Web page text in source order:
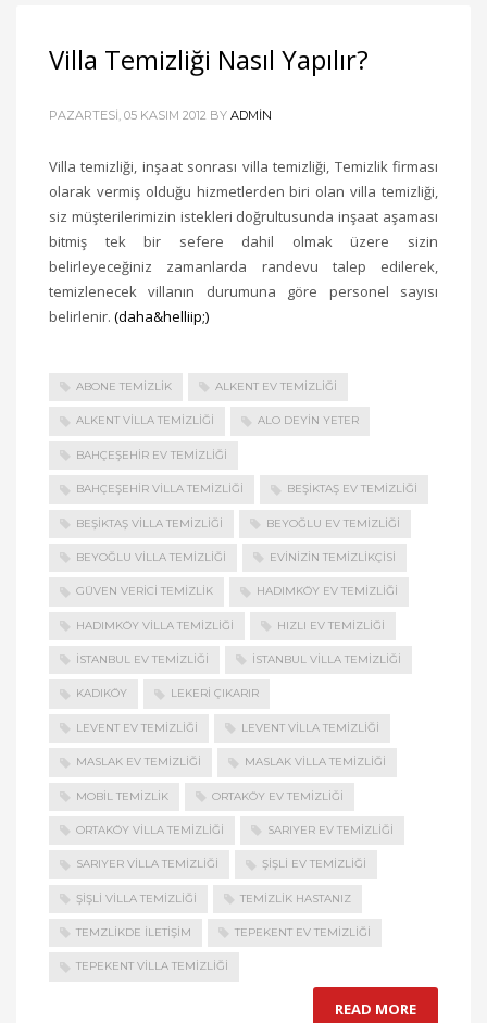
Villa Temizliği Nasıl Yapılır?
PAZARTESI, 05 KASIM 2012 BY ADMIN
Villa temizliği, inşaat sonrası villa temizliği, Temizlik firması
olarak vermiş olduğu hizmetlerden biri olan villa temizliği,
siz müşterilerimizin istekleri doğrultusunda inşaat aşaması
bitmiş tek bir sefere dahil olmak üzere sizin
belirleyeceğiniz zamanlarda randevu talep edilerek,
temizlenecek villanın durumuna göre personel sayısı
belirlenir. (daha&helliip;)
ABONE TEMIZLIK ALKENT EV TEMIZLIĞI
ALKENT VILLA TEMIZLIĞI ALO DEYIN YETER
BAHÇEŞEHIR EV TEMIZLIĞI
BAHÇEŞEHIR VILLA TEMIZLIĞI BEŞIKTAŞ EV TEMIZLIĞI
BEŞIKTAŞ VILLA TEMIZLIĞI BEYOĞLU EV TEMIZLIĞI
BEYOĞLU VILLA TEMIZLIĞI EVINIZIN TEMIZLIKÇISI
GÜVEN VERICI TEMIZLIK HADIMKÖY EV TEMIZLIĞI
HADIMKÖY VILLA TEMIZLIĞI HIZLI EV TEMIZLIĞI
İSTANBUL EV TEMIZLIĞI İSTANBUL VILLA TEMIZLIĞI
KADIKÖY LEKERI ÇIKARIR
LEVENT EV TEMIZLIĞI LEVENT VILLA TEMIZLIĞI
MASLAK EV TEMIZLIĞI MASLAK VILLA TEMIZLIĞI
MOBIL TEMIZLIK ORTAKÖY EV TEMIZLIĞI
ORTAKÖY VILLA TEMIZLIĞI SARIYER EV TEMIZLIĞI
SARIYER VILLA TEMIZLIĞI ŞIŞLI EV TEMIZLIĞI
ŞIŞLI VILLA TEMIZLIĞI TEMIZLIK HASTANIZ
TEMZLIKDE ILETIŞIM TEPEKENT EV TEMIZLIĞI
TEPEKENT VILLA TEMIZLIĞI
READ MORE